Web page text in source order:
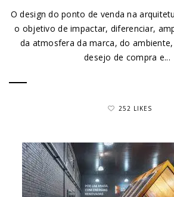
O design do ponto de venda na
o objetivo de impactar, diferenciar,
da atmosfera da marca, do
desejo de compra e...
252 LIKES